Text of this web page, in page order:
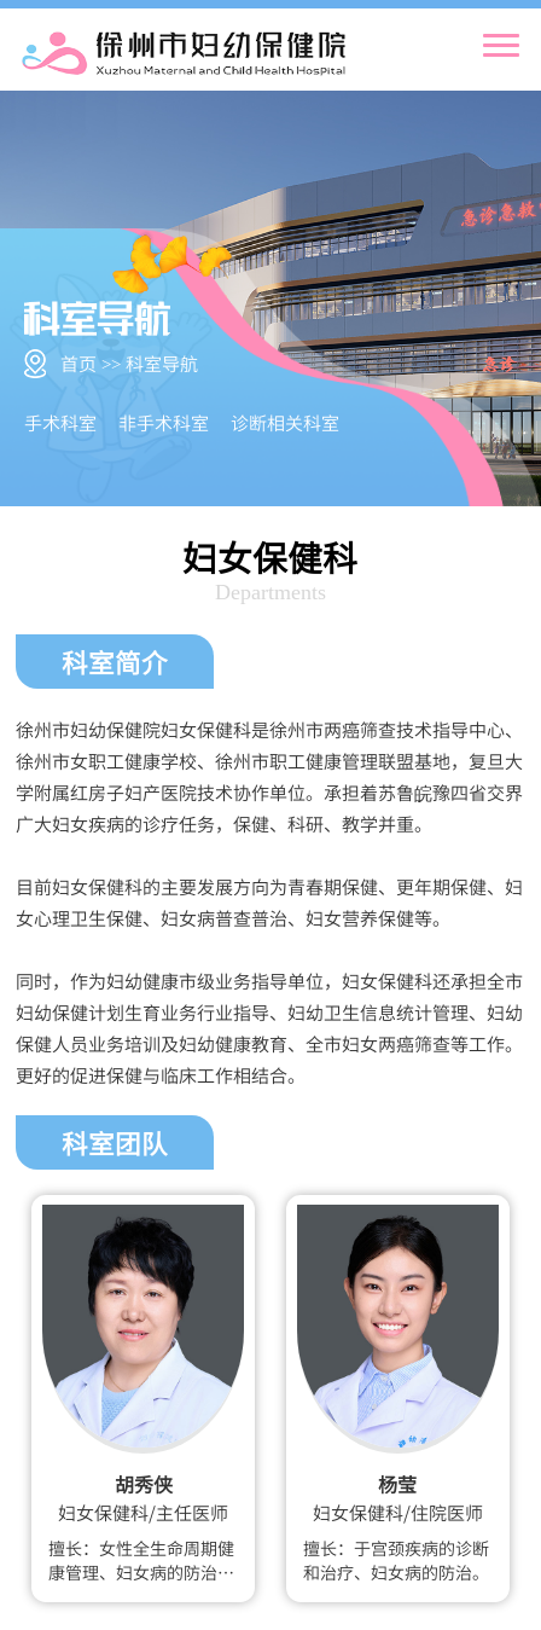
首页 >> 科室导航
手术科室 非手术科室 诊断相关科室
妇女保健科
Departments
科室简介
徐州市妇幼保健院妇女保健科是徐州市两癌筛查技术指导中心、
徐州市女职工健康学校、徐州市职工健康管理联盟基地，复旦大
学附属红房子妇产医院技术协作单位。承担着苏鲁皖豫四省交界
广大妇女疾病的诊疗任务，保健、科研、教学并重。
目前妇女保健科的主要发展方向为青春期保健、更年期保健、妇
女心理卫生保健、妇女病普查普治、妇女营养保健等。
同时，作为妇幼健康市级业务指导单位，妇女保健科还承担全市
妇幼保健计划生育业务行业指导、妇幼卫生信息统计管理、妇幼
保健人员业务培训及妇幼健康教育、全市妇女两癌筛查等工作。
更好的促进保健与临床工作相结合。
科室团队
胡秀侠
妇女保健科/主任医师
擅长：女性全生命周期健
康管理、妇女病的防治及
杨莹
妇女保健科/住院医师
擅长：于宫颈疾病的诊断
和治疗、妇女病的防治。